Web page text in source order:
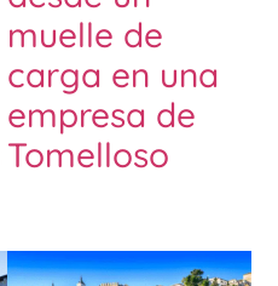
muelle de
carga en una
empresa de
Tomelloso